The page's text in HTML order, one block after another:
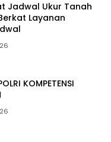
Jadwal Ukur Tanah
Layanan
KOMPETENSI